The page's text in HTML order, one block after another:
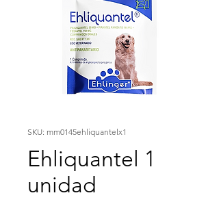
SKU: mm0145ehliquantelx1
Ehliquantel 1
unidad